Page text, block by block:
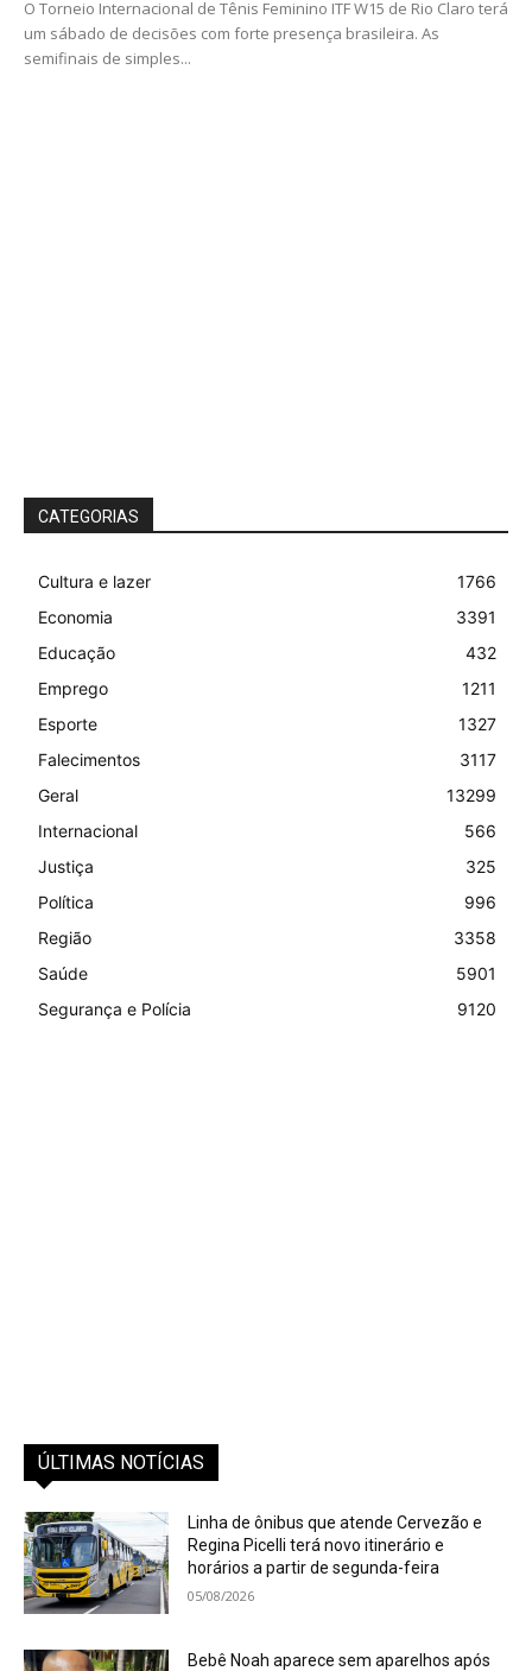
O Torneio Internacional de Tênis Feminino ITF W15 de Rio Claro terá
um sábado de decisões com forte presença brasileira. As
semifinais de simples...
CATEGORIAS
Cultura e lazer
1766
Economia
3391
Educação
432
Emprego
1211
Esporte
1327
Falecimentos
3117
Geral
13299
Internacional
566
Justiça
325
Política
996
Região
3358
Saúde
5901
Segurança e Polícia
9120
ÚLTIMAS NOTÍCIAS
Linha de ônibus que atende Cervezão e
Regina Picelli terá novo itinerário e
horários a partir de segunda-feira
05/08/2026
Bebê Noah aparece sem aparelhos após